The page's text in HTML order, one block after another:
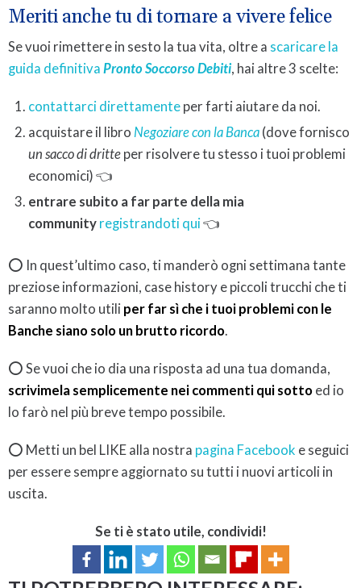
Meriti anche tu di tornare a vivere felice
Se vuoi rimettere in sesto la tua vita, oltre a scaricare la
guida definitiva Pronto Soccorso Debiti, hai altre 3 scelte:
contattarci direttamente per farti aiutare da noi.
acquistare il libro Negoziare con la Banca (dove fornisco
un sacco di dritte per risolvere tu stesso i tuoi problemi
economici) 👈
entrare subito a far parte della mia
community registrandoti qui 👈
⭕ In quest’ultimo caso, ti manderò ogni settimana tante
preziose informazioni, case history e piccoli trucchi che ti
saranno molto utili per far sì che i tuoi problemi con le
Banche siano solo un brutto ricordo.
⭕ Se vuoi che io dia una risposta ad una tua domanda,
scrivimela semplicemente nei commenti qui sotto ed io
lo farò nel più breve tempo possibile.
⭕ Metti un bel LIKE alla nostra pagina Facebook e seguici
per essere sempre aggiornato su tutti i nuovi articoli in
uscita.
Se ti è stato utile, condividi!